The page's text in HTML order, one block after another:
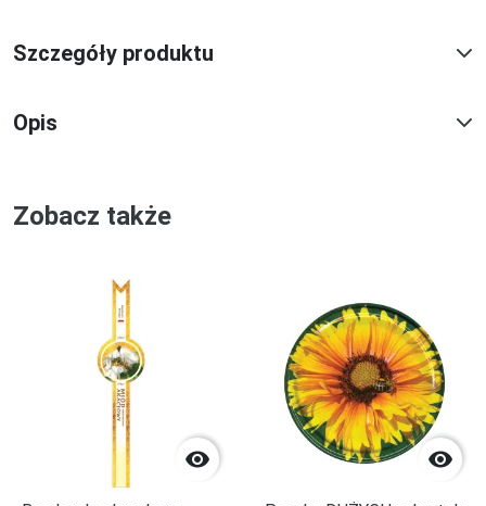
Szczegóły produktu
Opis
Zobacz także
 